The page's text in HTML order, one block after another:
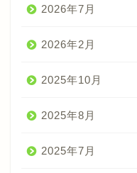
2026年7月
2026年2月
2025年10月
2025年8月
2025年7月